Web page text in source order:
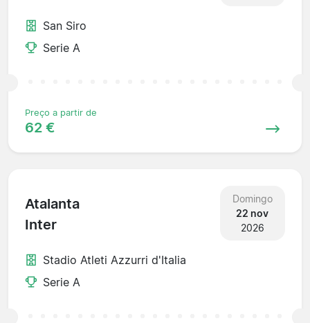
San Siro
Serie A
Preço a partir de
62 €
Atalanta
Inter
Domingo
22 nov
2026
Stadio Atleti Azzurri d'Italia
Serie A